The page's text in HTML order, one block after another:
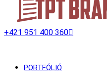
+421 951 400 360
PORTFÓLIÓ